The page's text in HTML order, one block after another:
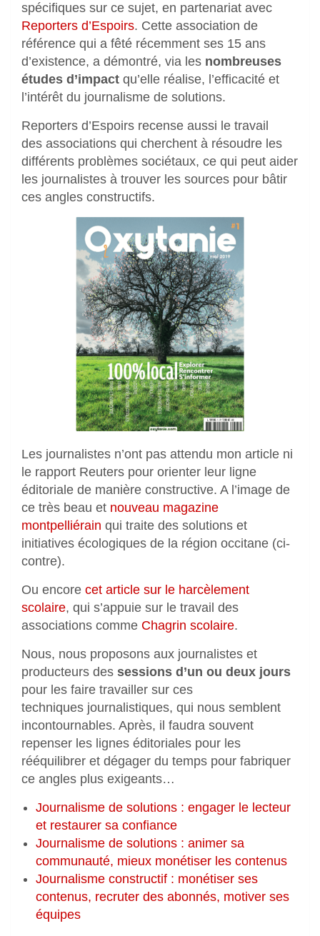
spécifiques sur ce sujet, en partenariat avec
Reporters d’Espoirs. Cette association de
référence qui a fêté récemment ses 15 ans
d’existence, a démontré, via les nombreuses
études d’impact qu’elle réalise, l’efficacité et
l’intérêt du journalisme de solutions.
Reporters d’Espoirs recense aussi le travail
des associations qui cherchent à résoudre les
différents problèmes sociétaux, ce qui peut aider
les journalistes à trouver les sources pour bâtir
ces angles constructifs.
Les journalistes n’ont pas attendu mon article ni
le rapport Reuters pour orienter leur ligne
éditoriale de manière constructive. A l’image de
ce très beau et nouveau magazine
montpelliérain qui traite des solutions et
initiatives écologiques de la région occitane (ci-
contre).
Ou encore cet article sur le harcèlement
scolaire, qui s’appuie sur le travail des
associations comme Chagrin scolaire.
Nous, nous proposons aux journalistes et
producteurs des sessions d’un ou deux jours
pour les faire travailler sur ces
techniques journalistiques, qui nous semblent
incontournables. Après, il faudra souvent
repenser les lignes éditoriales pour les
rééquilibrer et dégager du temps pour fabriquer
ce angles plus exigeants…
Journalisme de solutions : engager le lecteur
et restaurer sa confiance
Journalisme de solutions : animer sa
communauté, mieux monétiser les contenus
Journalisme constructif : monétiser ses
contenus, recruter des abonnés, motiver ses
équipes